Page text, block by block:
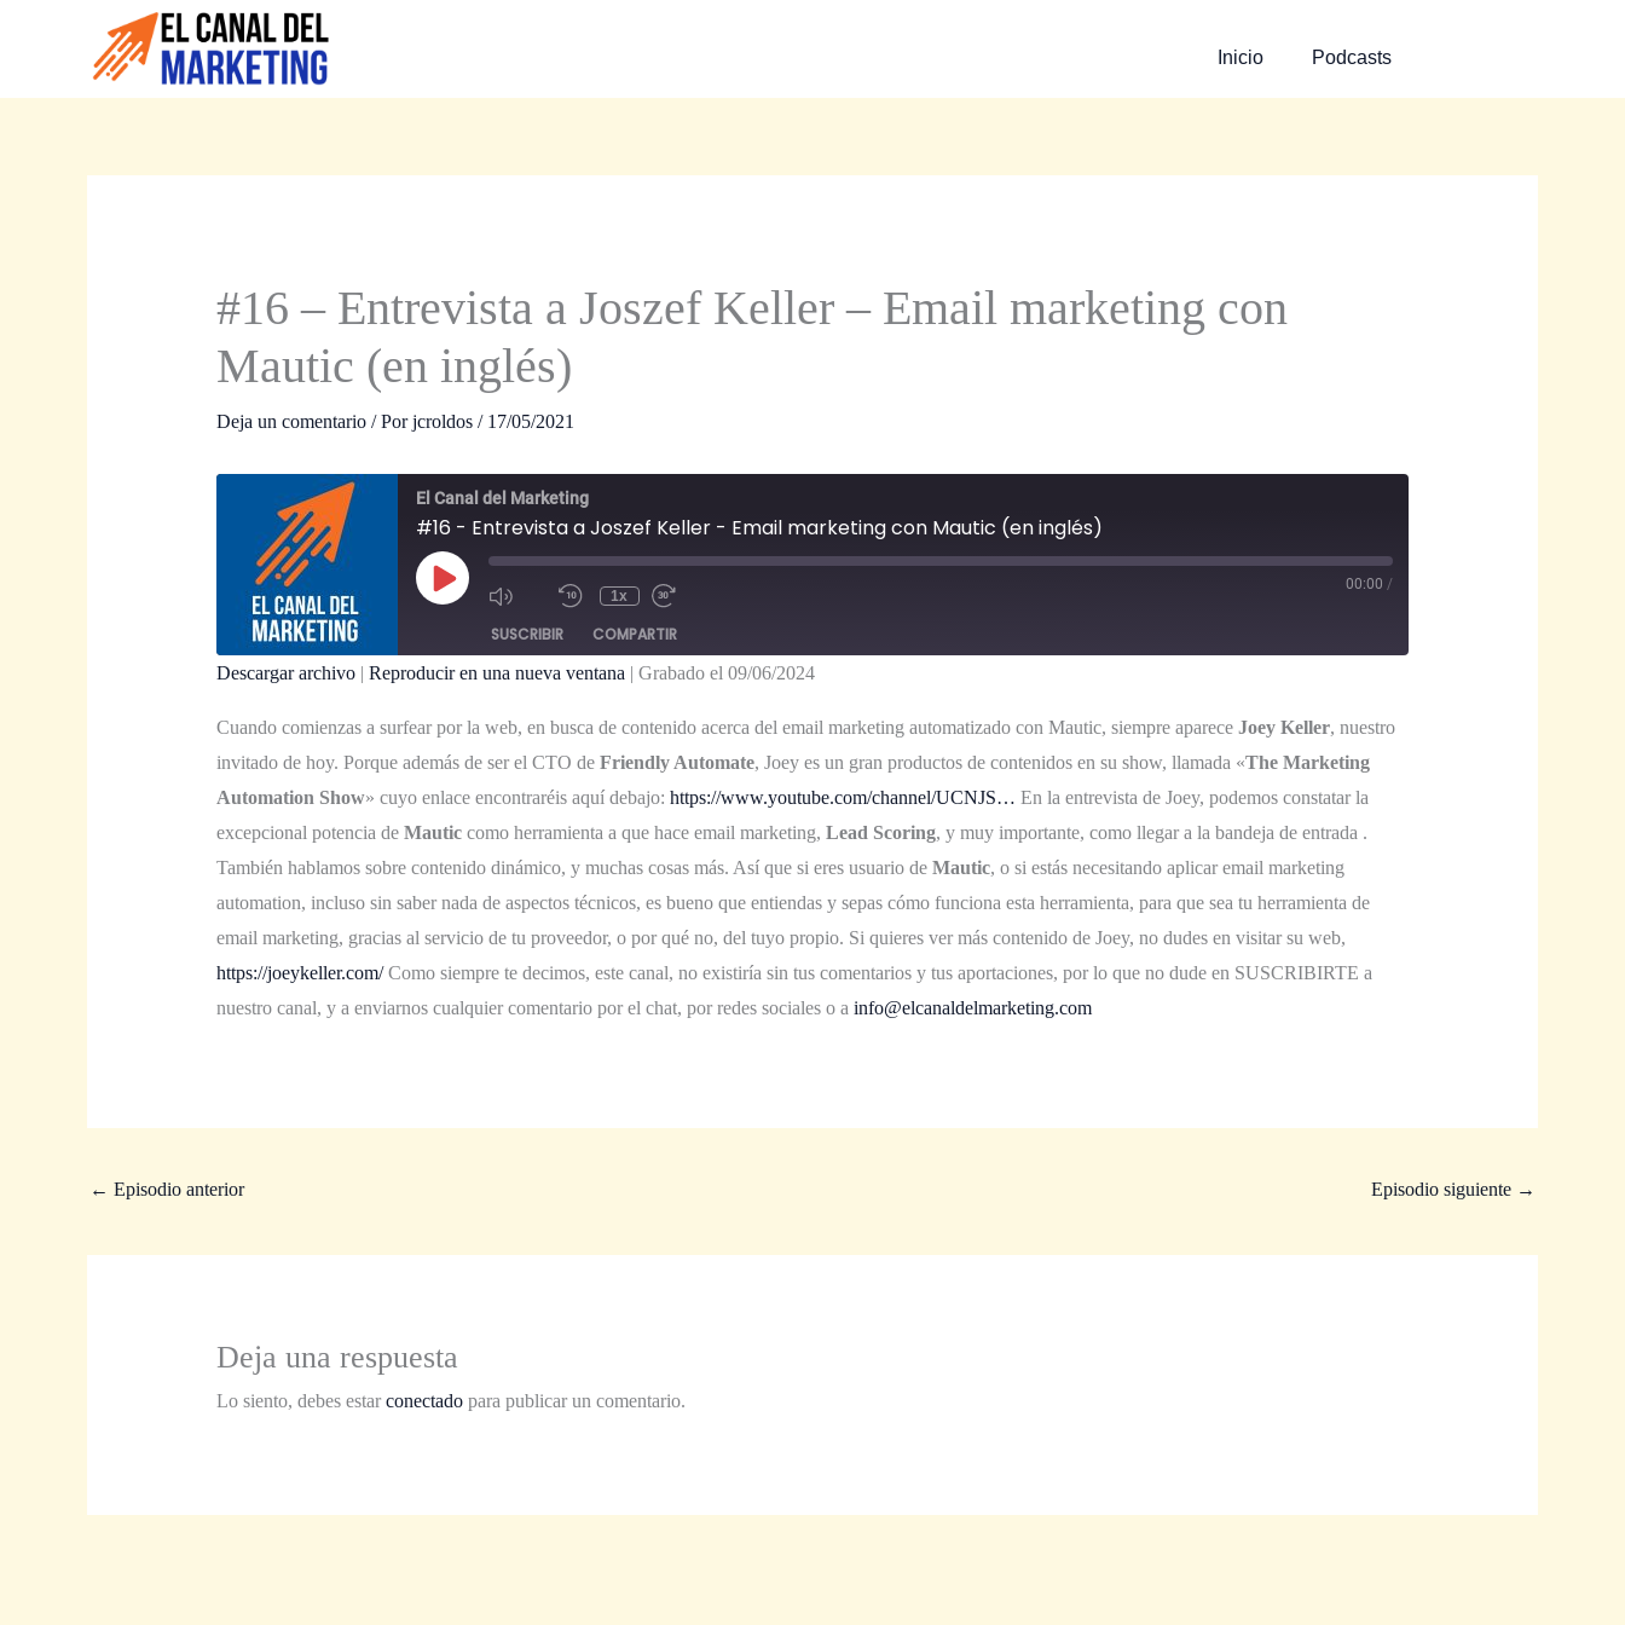
Inicio Podcasts
#16 – Entrevista a Joszef Keller – Email marketing con
Mautic (en inglés)
Deja un comentario / Porjcroldos / 17/05/2021
El Canal del Marketing
#16 - Entrevista a Joszef Keller - Email marketing con Mautic (en inglés)
Reproducir
Episodio
1x
00:00 /
SUSCRIBIR COMPARTIR
FEED RSS
ENLACE
INCRUST
AR
Descargar archivo| Reproducir en una nueva ventana | Grabado el 09/06/2024
Cuando comienzas a surfear por la web, en busca de contenido acerca del email marketing automatizado con Mautic, siempre aparece Joey Keller, nuestro
invitado de hoy. Porque además de ser el CTO de Friendly Automate, Joey es un gran productos de contenidos en su show, llamada «The Marketing
Automation Show» cuyo enlace encontraréis aquí debajo: https://www.youtube.com/channel/UCNJS… En la entrevista de Joey, podemos constatar la
excepcional potencia de Mauticcomo herramienta a que hace email marketing, Lead Scoring, y muy importante, como llegar a la bandeja de entrada .
También hablamos sobre contenido dinámico, y muchas cosas más. Así que si eres usuario de Mautic, o si estás necesitando aplicar email marketing
automation, incluso sin saber nada de aspectos técnicos, es bueno que entiendas y sepas cómo funciona esta herramienta, para que sea tu herramienta de
email marketing, gracias al servicio de tu proveedor, o por qué no, del tuyo propio. Si quieres ver más contenido de Joey, no dudes en visitar su web,
https://joeykeller.com/ Como siempre te decimos, este canal, no existiría sin tus comentarios y tus aportaciones, por lo que no dude en SUSCRIBIRTE a
nuestro canal, y a enviarnos cualquier comentario por el chat, por redes sociales o a info@elcanaldelmarketing.com
← Episodio anterior Episodio siguiente →
Deja una respuesta
Lo siento, debes estar conectadopara publicar un comentario.